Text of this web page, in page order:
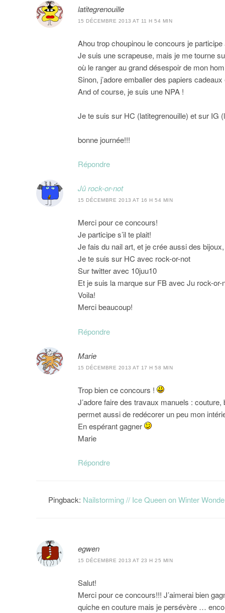
latitegrenouille
15 DÉCEMBRE 2013 AT 11 H 54 MIN
Ahou trop choupinou le concours je
Je suis une scrapeuse, mais je me tourne
où le ranger au grand désespoir de mon
Sinon, j’adore emballer des papiers
And of course, je suis une NPA !
Je te suis sur HC (latitegrenouille) et sur IG
bonne journée!!!
Répondre
Jû rock-or-not
15 DÉCEMBRE 2013 AT 16 H 54 MIN
Merci pour ce concours!
Je participe s’il te plait!
Je fais du nail art, et je crée aussi des
Je te suis sur HC avec rock-or-not
Sur twitter avec 10juu10
Et je suis la marque sur FB avec Ju rock-or-
Voila!
Merci beaucoup!
Répondre
Marie
15 DÉCEMBRE 2013 AT 17 H 58 MIN
Trop bien ce concours !
J’adore faire des travaux manuels :
permet aussi de redécorer un peu mon
En espérant gagner
Marie
Répondre
Pingback: Nailstorming // Ice Queen on Winter
egwen
15 DÉCEMBRE 2013 AT 23 H 25 MIN
Salut!
Merci pour ce concours!!! J’aimerai bien
quiche en couture mais je persévère …